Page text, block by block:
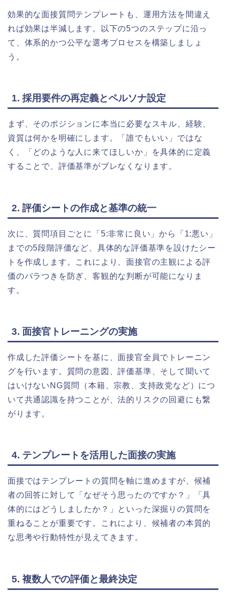
効果的な面接質問テンプレートも、運用方法を間違え
れば効果は半減します。以下の5つのステップに沿っ
て、体系的かつ公平な選考プロセスを構築しましょ
う。
1. 採用要件の再定義とペルソナ設定
まず、そのポジションに本当に必要なスキル、経験、
資質は何かを明確にします。「誰でもいい」ではな
く、「どのような人に来てほしいか」を具体的に定義
することで、評価基準がブレなくなります。
2. 評価シートの作成と基準の統一
次に、質問項目ごとに「5:非常に良い」から「1:悪い」
までの5段階評価など、具体的な評価基準を設けたシー
トを作成します。これにより、面接官の主観による評
価のバラつきを防ぎ、客観的な判断が可能になりま
す。
3. 面接官トレーニングの実施
作成した評価シートを基に、面接官全員でトレーニン
グを行います。質問の意図、評価基準、そして聞いて
はいけないNG質問（本籍、宗教、支持政党など）につ
いて共通認識を持つことが、法的リスクの回避にも繋
がります。
4. テンプレートを活用した面接の実施
面接ではテンプレートの質問を軸に進めますが、候補
者の回答に対して「なぜそう思ったのですか？」「具
体的にはどうしましたか？」といった深掘りの質問を
重ねることが重要です。これにより、候補者の本質的
な思考や行動特性が見えてきます。
5. 複数人での評価と最終決定